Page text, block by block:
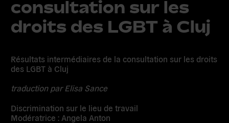
consultation sur les
droits des LGBT à Cluj
Résultats intermédiaires de la consultation sur les droits
des LGBT à Cluj
traduction par Elisa Sance
Discrimination sur le lieu de travail
Modératrice : Angela Anton